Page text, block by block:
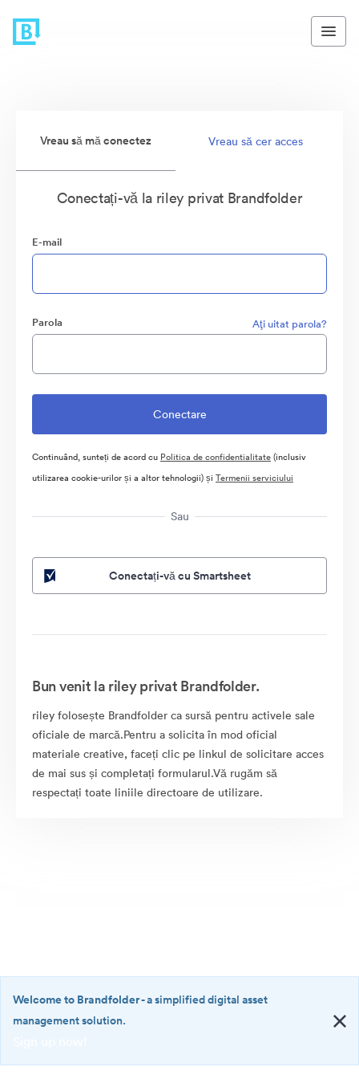
Vreau să mă conectez Vreau să cer acces
Conectați-vă la riley privat Brandfolder
E-mail
Parola Aţi uitat parola?
Continuând, sunteți de acord cu Politica de confidentialitate(inclusiv
utilizarea cookie-urilor și a altor tehnologii) și Termenii serviciului
Sau
Conectați-vă cu Smartsheet
Bun venit la riley privat Brandfolder.
riley folosește Brandfolder ca sursă pentru activele sale
oficiale de marcă.Pentru a solicita în mod oficial
materiale creative, faceți clic pe linkul de solicitare acces
de mai sus și completați formularul.Vă rugăm să
respectați toate liniile directoare de utilizare.
·
Welcome to Brandfolder- a simplified digital asset
management solution.